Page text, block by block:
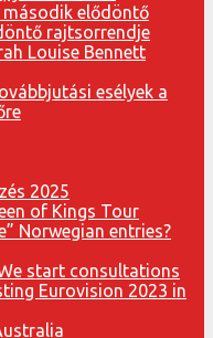
második elődöntő
rajtsorrendje
esélyek a
2025
Norwegian entries?
start consultations
Eurovision 2023 in